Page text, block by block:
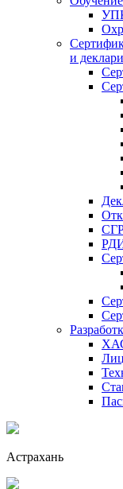
и
Астрахань